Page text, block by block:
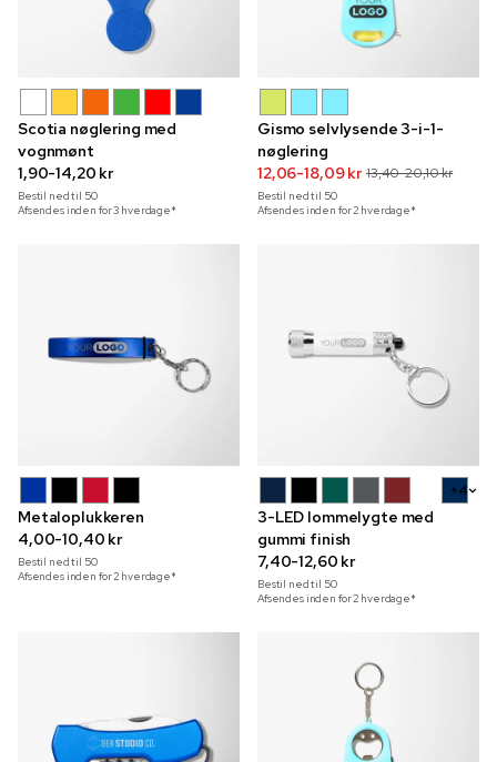
Scotia nøglering med
vognmønt
1,90-14,20 kr
Bestil ned til 50
Afsendes inden for 3 hverdage*
Gismo selvlysende 3-i-1-
nøglering
12,06-18,09 kr 13,40-20,10 kr
Bestil ned til 50
Afsendes inden for 2 hverdage*
Metaloplukkeren
4,00-10,40 kr
Bestil ned til 50
Afsendes inden for 2 hverdage*
+4
3-LED lommelygte med
gummi finish
7,40-12,60 kr
Bestil ned til 50
Afsendes inden for 2 hverdage*